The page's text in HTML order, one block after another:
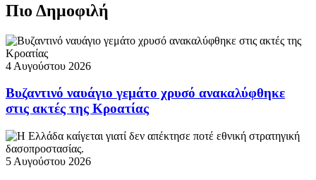
Πιο Δημοφιλή
4 Αυγούστου 2026
Βυζαντινό ναυάγιο γεμάτο χρυσό ανακαλύφθηκε
στις ακτές της Κροατίας
5 Αυγούστου 2026